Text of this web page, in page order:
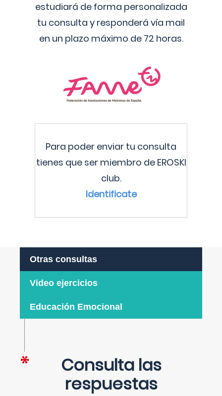
estudiará de forma personalizada
tu consulta y responderá vía mail
en un plazo máximo de 72 horas.
Para poder enviar tu consulta
tienes que ser miembro de EROSKI
club.
Identificate
Otras consultas
Video ejercicios
Educación Emocional
Consulta las
respuestas